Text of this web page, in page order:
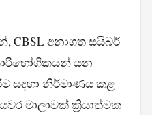
CBSL අනාගත සයිබර්
යන
සඳහා නිර්මාණය කළ
මාලාවක් ක්‍රියාත්මක